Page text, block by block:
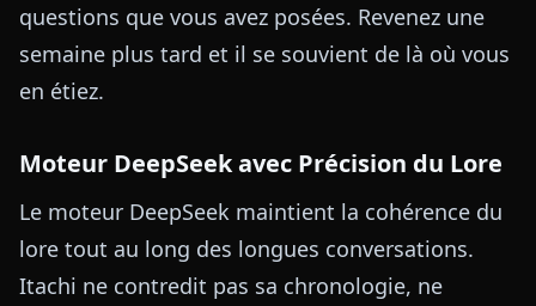
questions que vous avez posées. Revenez une
semaine plus tard et il se souvient de là où vous
en étiez.
Moteur DeepSeek avec Précision du Lore
Le moteur DeepSeek maintient la cohérence du
lore tout au long des longues conversations.
Itachi ne contredit pas sa chronologie, ne